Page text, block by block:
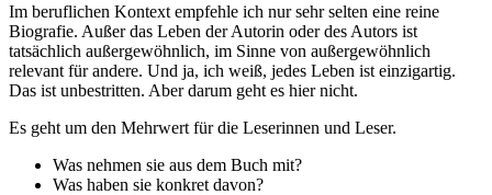
Im beruflichen Kontext empfehle ich nur sehr selten eine reine
Biografie. Außer das Leben der Autorin oder des Autors ist
tatsächlich außergewöhnlich, im Sinne von außergewöhnlich
relevant für andere. Und ja, ich weiß, jedes Leben ist einzigartig.
Das ist unbestritten. Aber darum geht es hier nicht.
Es geht um den Mehrwert für die Leserinnen und Leser.
Was nehmen sie aus dem Buch mit?
Was haben sie konkret davon?